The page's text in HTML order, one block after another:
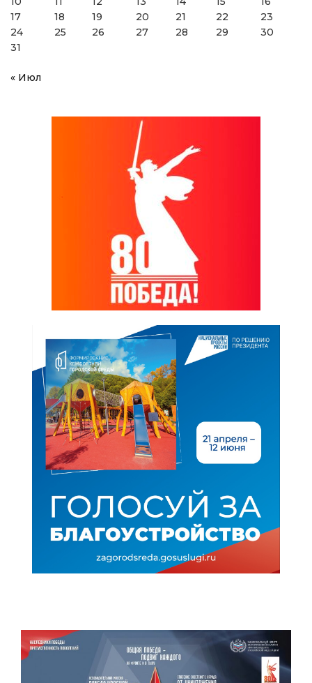
17
18 19 20 21 22
23
24
25 26 27 28 29
30
31
« Июл